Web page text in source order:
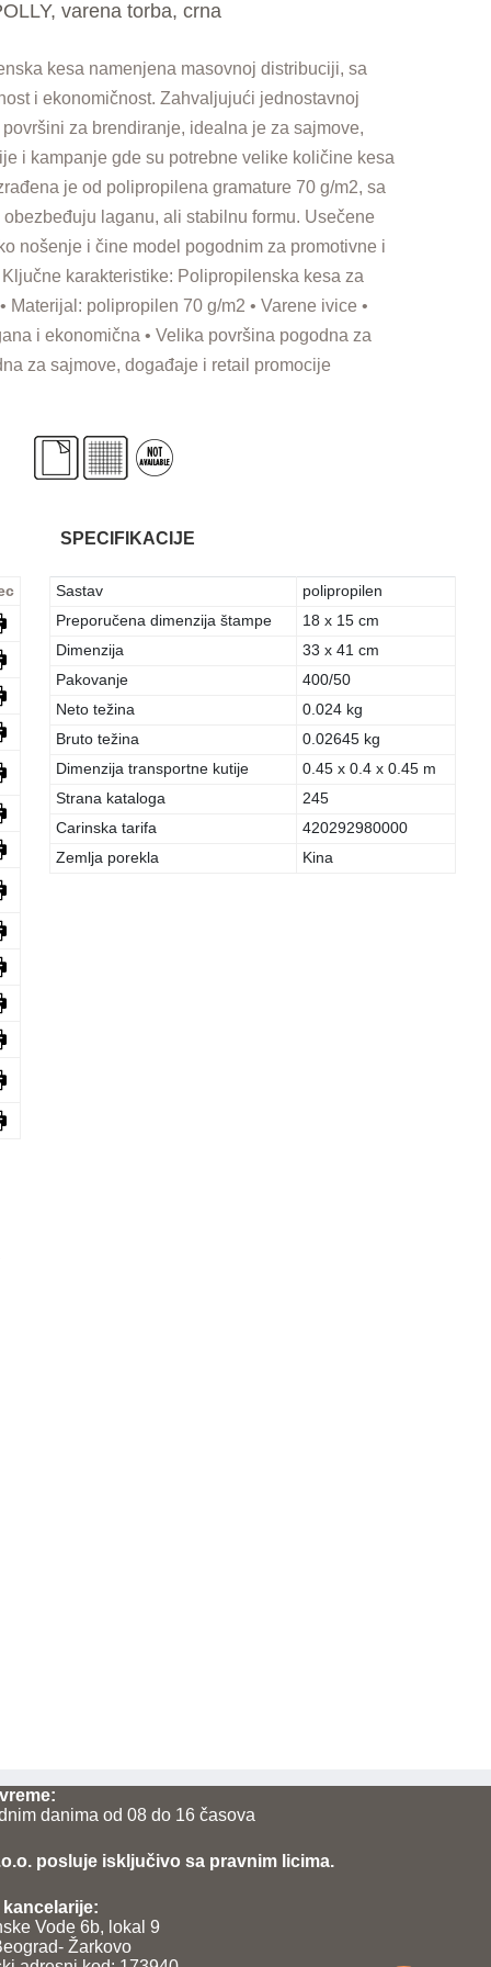
varena torba, crna
kesa namenjena masovnoj distribuciji, sa
i ekonomičnost. Zahvaljujući jednostavnoj
za brendiranje, idealna je za sajmove,
i kampanje gde su potrebne velike količine kesa
je od polipropilena gramature 70 g/m2, sa
laganu, ali stabilnu formu. Usečene
nošenje i čine model pogodnim za promotivne i
karakteristike: Polipropilenska kesa za
Materijal: polipropilen 70 g/m2 • Varene ivice •
i ekonomična • Velika površina pogodna za
za sajmove, događaje i retail promocije
SPECIFIKACIJE
Sastav
polipropilen
Preporučena dimenzija štampe
18 x 15 cm
Dimenzija
33 x 41 cm
Pakovanje
400/50
Neto težina
0.024 kg
Bruto težina
0.02645 kg
Dimenzija transportne kutije
0.45 x 0.4 x 0.45 m
Strana kataloga
245
Carinska tarifa
420292980000
Zemlja porekla
Kina
danima od 08 do 16 časova
posluje isključivo sa pravnim licima.
Vode 6b, lokal 9
Žarkovo